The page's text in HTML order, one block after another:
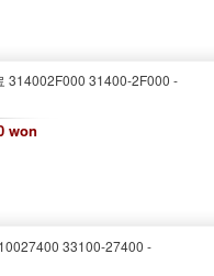
314002F000 31400-2F000 -
won
33100-27400 -